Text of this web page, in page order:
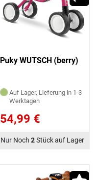
Puky WUTSCH (berry)
Auf Lager, Lieferung in 1-3
Werktagen
54,99 €
Nur Noch 2Stück auf Lager